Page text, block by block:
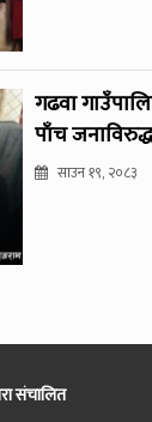
गढवा
पाँच जनाविरुद्ध
साउन १९, २०८३
संचालित